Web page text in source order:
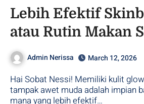
Lebih Efektif
atau Rutin Makan
– Purwodadi
Admin Nerissa March 12, 2026
Hai Sobat Nessi! Memiliki kulit glowing, sehat, dan
tampak awet muda adalah impian
mana yang lebih efektif…